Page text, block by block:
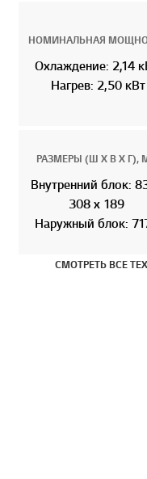
НОМИНАЛЬНАЯ
Охлаждение: 2,14
Нагрев: 2,50 кВт
РАЗМЕРЫ (Ш X В X Г),
Внутренний блок:
308 x 189
Наружный блок:
СМОТРЕТЬ ВСЕ